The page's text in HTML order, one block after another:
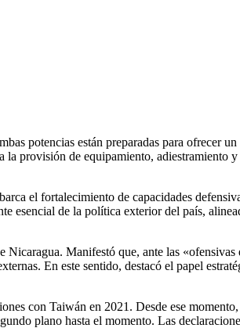
potencias están preparadas para ofrecer
provisión de equipamiento, adiestramiento
el fortalecimiento de capacidades
esencial de la política exterior del país,
Manifestó que, ante las
En este sentido, destacó el papel
con Taiwán en 2021. Desde ese
plano hasta el momento. Las